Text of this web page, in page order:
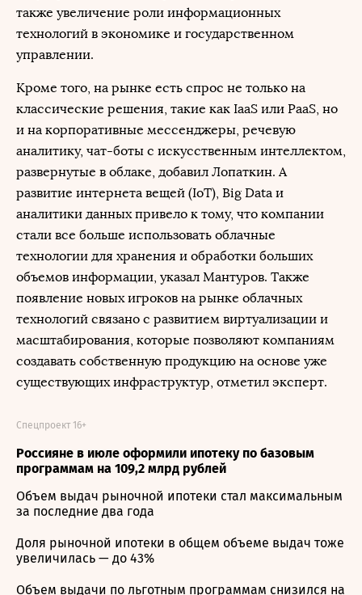
также увеличение роли информационных
технологий в экономике и государственном
управлении.
Кроме того, на рынке есть спрос не только на
классические решения, такие как IaaS или PaaS, но
и на корпоративные мессенджеры, речевую
аналитику, чат-боты с искусственным интеллектом,
развернутые в облаке, добавил Лопаткин. А
развитие интернета вещей (IoT), Big Data и
аналитики данных привело к тому, что компании
стали все больше использовать облачные
технологии для хранения и обработки больших
объемов информации, указал Мантуров. Также
появление новых игроков на рынке облачных
технологий связано с развитием виртуализации и
масштабирования, которые позволяют компаниям
создавать собственную продукцию на основе уже
существующих инфраструктур, отметил эксперт.
Россияне в июле оформили ипотеку по базовым
программам на 109,2 млрд рублей
Спецпроект 16+
Объем выдач рыночной ипотеки стал максимальным
за последние два года
Доля рыночной ипотеки в общем объеме выдач тоже
увеличилась — до 43%
Объем выдачи по льготным программам снизился на